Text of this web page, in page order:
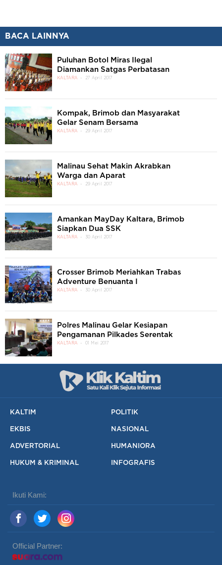
BACA LAINNYA
Puluhan Botol Miras Ilegal
Diamankan Satgas Perbatasan
KALTARA 27 April 2017
Kompak, Brimob dan Masyarakat
Gelar Senam Bersama
KALTARA 29 April 2017
Malinau Sehat Makin Akrabkan
Warga dan Aparat
KALTARA 29 April 2017
Amankan MayDay Kaltara, Brimob
Siapkan Dua SSK
KALTARA 30 April 2017
Crosser Brimob Meriahkan Trabas
Adventure Benuanta I
KALTARA 30 April 2017
Polres Malinau Gelar Kesiapan
Pengamanan Pilkades Serentak
KALTARA 01 Mei 2017
KALTIM POLITIK
EKBIS NASIONAL
ADVERTORIAL HUMANIORA
HUKUM & KRIMINAL INFOGRAFIS
Ikuti Kami:
Official Partner: